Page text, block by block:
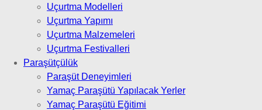
Uçurtma Modelleri
Uçurtma Yapımı
Uçurtma Malzemeleri
Uçurtma Festivalleri
Paraşütçülük
Paraşüt Deneyimleri
Yamaç Paraşütü Yapılacak Yerler
Yamaç Paraşütü Eğitimi